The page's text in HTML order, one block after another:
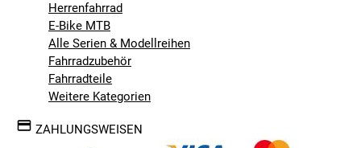
Herrenfahrrad
E-Bike MTB
Alle Serien & Modellreihen
Fahrradzubehör
Fahrradteile
Weitere Kategorien
ZAHLUNGSWEISEN